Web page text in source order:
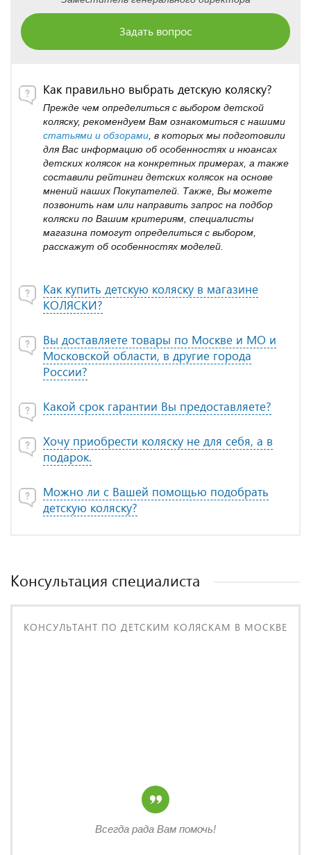
Задать вопрос
Как правильно выбрать детскую коляску?
Прежде чем определиться с выбором детской
коляску, рекомендуем Вам ознакомиться с нашими
статьями и обзорами , в которых мы подготовили
для Вас информацию об особенностях и нюансах
детских колясок на конкретных примерах, а также
составили рейтинги детских колясок на основе
мнений наших Покупателей. Также, Вы можете
позвонить нам или направить запрос на подбор
коляски по Вашим критериям, специалисты
магазина помогут определиться с выбором,
расскажут об особенностях моделей.
Как купить детскую коляску в магазине
КОЛЯСКИ?
Вы доставляете товары по Москве и МО и
Московской области, в другие города
России?
Какой срок гарантии Вы предоставляете?
Хочу приобрести коляску не для себя, а в
подарок.
Можно ли с Вашей помощью подобрать
детскую коляску?
Консультация специалиста
КОНСУЛЬТАНТ ПО ДЕТСКИМ КОЛЯСКАМ В МОСКВЕ
Всегда рада Вам помочь!